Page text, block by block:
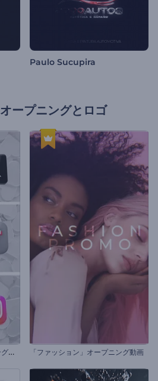
Paulo Sucupira
オープニングとロゴ
S
NS用のアイコンのオープニング動画 「ファッション」オープニング動画